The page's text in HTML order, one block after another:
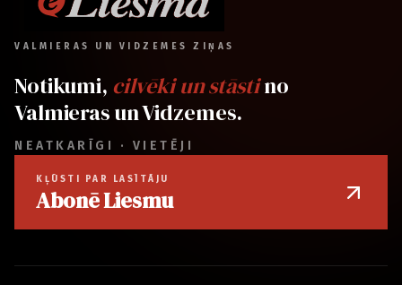
VALMIERAS UN VIDZEMES ZIŅAS
Notikumi, cilvēki un stāstino
Valmieras un Vidzemes.
NEATKARĪGI · VIETĒJI
KĻŪSTI PAR LASĪTĀJU
Abonē Liesmu